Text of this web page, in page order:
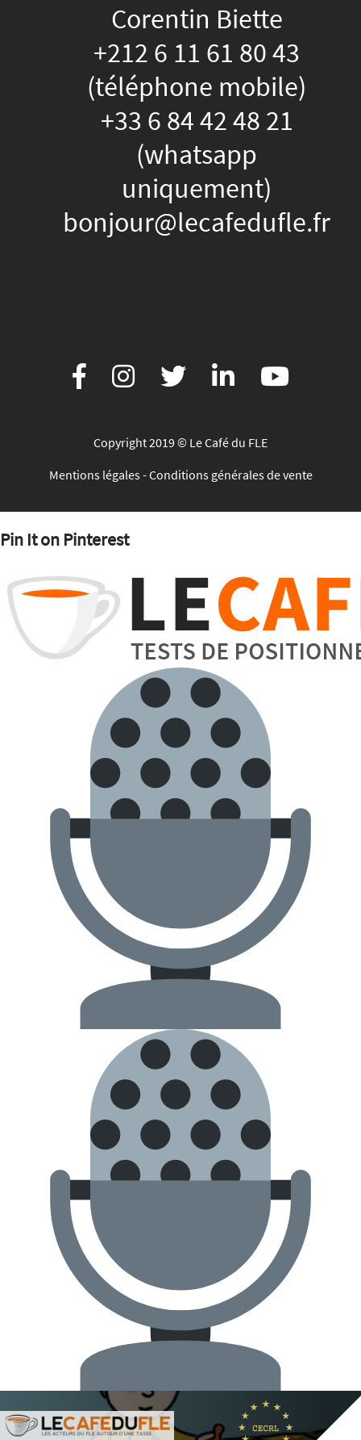
Corentin Biette
+212 6 11 61 80 43
(téléphone mobile)
+33 6 84 42 48 21
(whatsapp
uniquement)
bonjour@lecafedufle.fr
Copyright 2019 © Le Café du FLE
Mentions légales-Conditions générales de vente
Pin It on Pinterest